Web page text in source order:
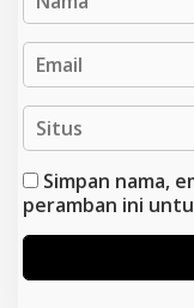
Simpan nama,
peramban ini